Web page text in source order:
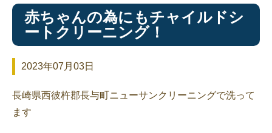
赤ちゃんの為にもチャイルドシ
ートクリーニング！
2023年07月03日
長崎県西彼杵郡長与町ニューサンクリーニングで洗って
ます